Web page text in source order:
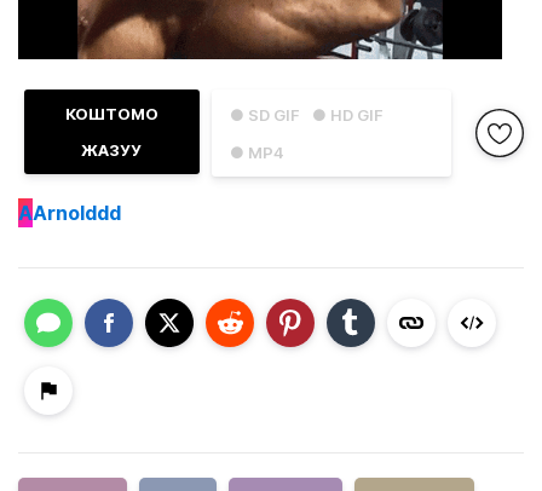
● SD GIF
● HD GIF
● MP4
КОШТОМО
ЖАЗУУ
AArnolddd